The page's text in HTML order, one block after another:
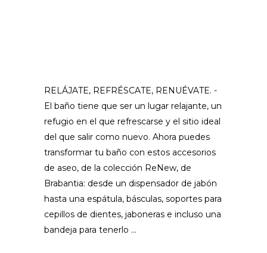
RELÁJATE, REFRÉSCATE, RENUÉVATE. -
El baño tiene que ser un lugar relajante, un
refugio en el que refrescarse y el sitio ideal
del que salir como nuevo. Ahora puedes
transformar tu baño con estos accesorios
de aseo, de la colección ReNew, de
Brabantia: desde un dispensador de jabón
hasta una espátula, básculas, soportes para
cepillos de dientes, jaboneras e incluso una
bandeja para tenerlo